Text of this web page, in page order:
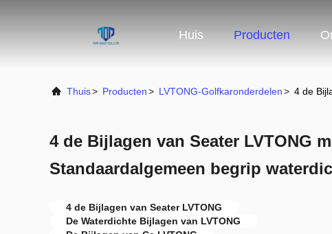
Huis Producten
Thuis> Producten> LVTONG-Golfkaronderdelen> 4 de
4 de Bijlagen van Seater LVTONG
Standaardalgemeen begrip
4 de Bijlagen van Seater LVTONG
De Waterdichte Bijlagen van LVTONG